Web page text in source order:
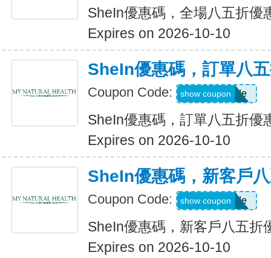
SheIn優惠碼，全場八五折優
Expires on 2026-10-10
SheIn優惠碼，訂單八
Coupon Code: Show Code
show coupon
SheIn優惠碼，訂單八五折優
Expires on 2026-10-10
SheIn優惠碼，新客戶
Coupon Code: Show Code
show coupon
SheIn優惠碼，新客戶八五折
Expires on 2026-10-10